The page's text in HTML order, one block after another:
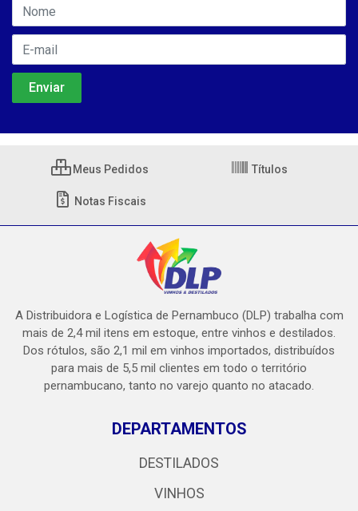
Meus Pedidos Títulos
Notas Fiscais
A Distribuidora e Logística de Pernambuco (DLP) trabalha com
mais de 2,4 mil itens em estoque, entre vinhos e destilados.
Dos rótulos, são 2,1 mil em vinhos importados, distribuídos
para mais de 5,5 mil clientes em todo o território
pernambucano, tanto no varejo quanto no atacado.
DEPARTAMENTOS
DESTILADOS
VINHOS